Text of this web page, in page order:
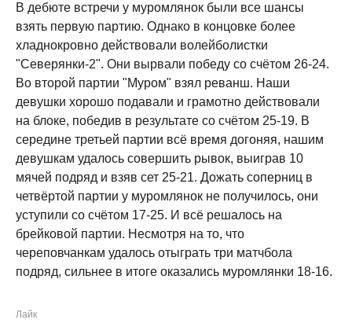
В дебюте встречи у муромлянок были все шансы
взять первую партию. Однако в концовке более
хладнокровно действовали волейболистки
"Северянки-2". Они вырвали победу со счётом 26-24.
Во второй партии "Муром" взял реванш. Наши
девушки хорошо подавали и грамотно действовали
на блоке, победив в результате со счётом 25-19. В
середине третьей партии всё время догоняя, нашим
девушкам удалось совершить рывок, выиграв 10
мячей подряд и взяв сет 25-21. Дожать соперниц в
четвёртой партии у муромлянок не получилось, они
уступили со счётом 17-25. И всё решалось на
брейковой партии. Несмотря на то, что
череповчанкам удалось отыграть три матчбола
подряд, сильнее в итоге оказались муромлянки 18-16.
Лайк